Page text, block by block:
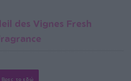
des Vignes Fresh
Βρες το εδώ